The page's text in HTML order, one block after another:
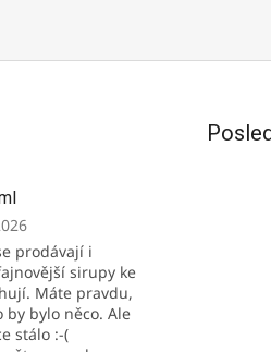
prodávají i
sirupy ke
Máte pravdu,
by bylo něco. Ale
stálo :-(